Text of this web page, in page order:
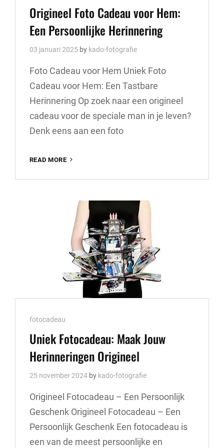
Links
Origineel Foto Cadeau voor Hem:
Een Persoonlijke Herinnering
03 januari 2025 by kado-fotografie
Foto Cadeau voor Hem Uniek Foto
Cadeau voor Hem: Een Tastbare
Herinnering Op zoek naar een origineel
cadeau voor de speciale man in je leven?
Denk eens aan een foto
READ MORE
CADEAU
HEM:
EEN
PERSOONLIJKE
HERINNERING
Cat
Links
fotocadeau
Uniek Fotocadeau: Maak Jouw
Herinneringen Origineel
25 november 2024 by kado-fotografie
Origineel Fotocadeau – Een Persoonlijk
Geschenk Origineel Fotocadeau – Een
Persoonlijk Geschenk Een fotocadeau is
een van de meest persoonlijke en